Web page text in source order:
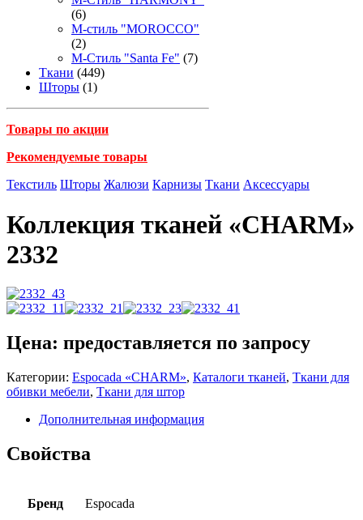
(6)
М-стиль "MOROCCO"
(2)
М-Стиль "Santa Fe" (7)
Ткани (449)
Шторы (1)
Товары по акции
Рекомендуемые товары
Текстиль Шторы Жалюзи Карнизы Ткани Аксессуары
Коллекция тканей «CHARM»
2332
Цена: предоставляется по запросу
Категории: Espocadа «CHARM», Каталоги тканей, Ткани для
обивки мебели, Ткани для штор
Дополнительная информация
Свойства
Бренд Espocada